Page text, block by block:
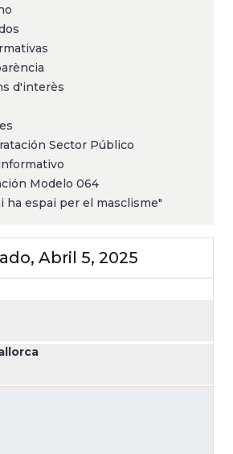
d'interès
Sector Público
Modelo 064
ha espai per el masclisme"
Abril 5, 2025